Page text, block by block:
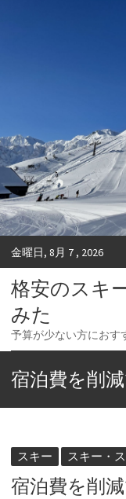
金曜日, 8月 7 , 2026
格安のスキ
みた
予算が少ない方におす
宿泊費を削
スキー スキー・
宿泊費を削